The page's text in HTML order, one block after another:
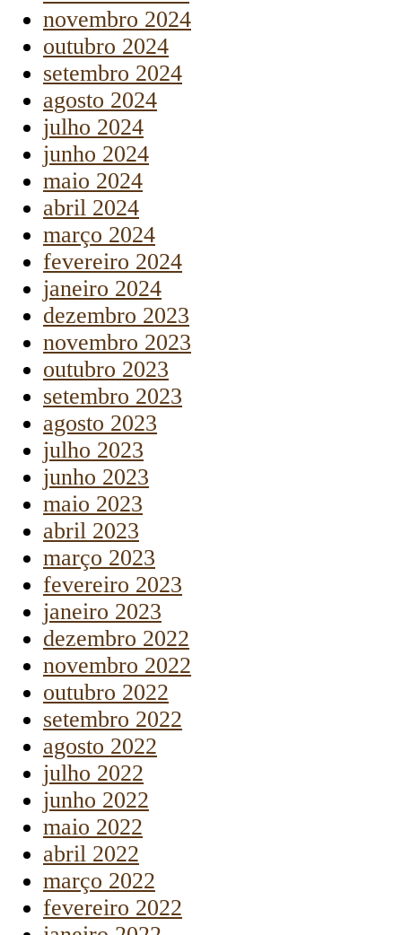
novembro 2024
outubro 2024
setembro 2024
agosto 2024
julho 2024
junho 2024
maio 2024
abril 2024
março 2024
fevereiro 2024
janeiro 2024
dezembro 2023
novembro 2023
outubro 2023
setembro 2023
agosto 2023
julho 2023
junho 2023
maio 2023
abril 2023
março 2023
fevereiro 2023
janeiro 2023
dezembro 2022
novembro 2022
outubro 2022
setembro 2022
agosto 2022
julho 2022
junho 2022
maio 2022
abril 2022
março 2022
fevereiro 2022